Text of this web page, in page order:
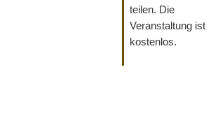
teilen. Die
Veranstaltung ist
kostenlos.